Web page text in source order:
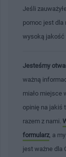
Jeśli
pomoc jest dla
wysoką jakość
Jesteśmy
ważną
miało miejsce
opinię na jakiś
razem z nami.
formularz , a
jest ważne dla